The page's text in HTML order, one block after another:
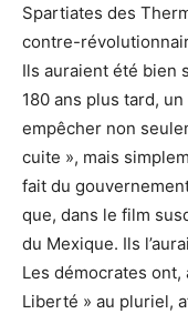
Spartiates des
contre-
Ils auraient été bien
180 ans plus tard,
empêcher non
cuite », mais
fait du
que, dans le film
du Mexique. Ils
Les démocrates ont,
Liberté » au pluriel,